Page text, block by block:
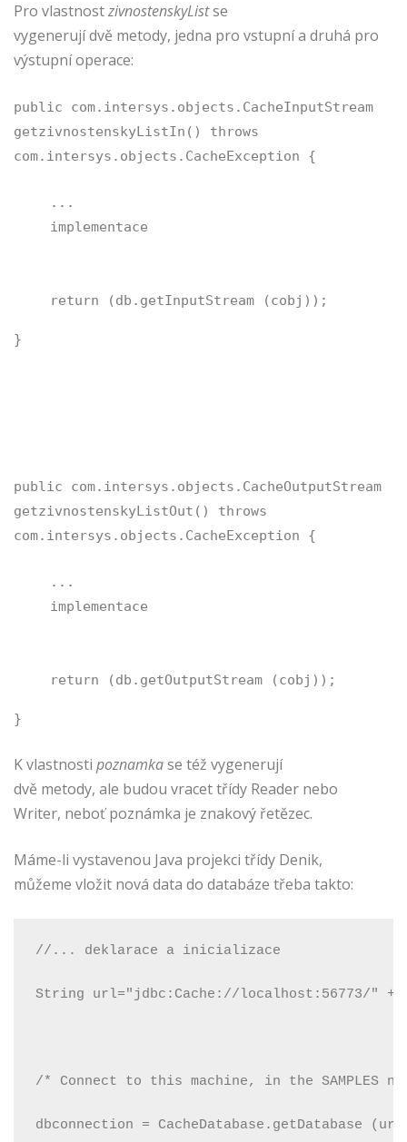
Pro vlastnostzivnostenskyListse
vygenerují dvě metody, jedna pro vstupní a druhá pro
výstupní operace:
public com.intersys.objects.CacheInputStream
getzivnostenskyListIn() throws
com.intersys.objects.CacheException {
...
implementace
return (db.getInputStream (cobj));
}
public com.intersys.objects.CacheOutputStream
getzivnostenskyListOut() throws
com.intersys.objects.CacheException {
...
implementace
return (db.getOutputStream (cobj));
}
K vlastnosti poznamkase též vygenerují
dvě metody, ale budou vracet třídy Reader nebo
Writer, neboť poznámka je znakový řetězec.
Máme-li vystavenou Java projekci třídy Denik,
můžeme vložit nová data do databáze třeba takto:
//... deklarace a inicializace
String url="jdbc:Cache://localhost:56773/" +
/* Connect to this machine, in the SAMPLES
dbconnection = CacheDatabase.getDatabase